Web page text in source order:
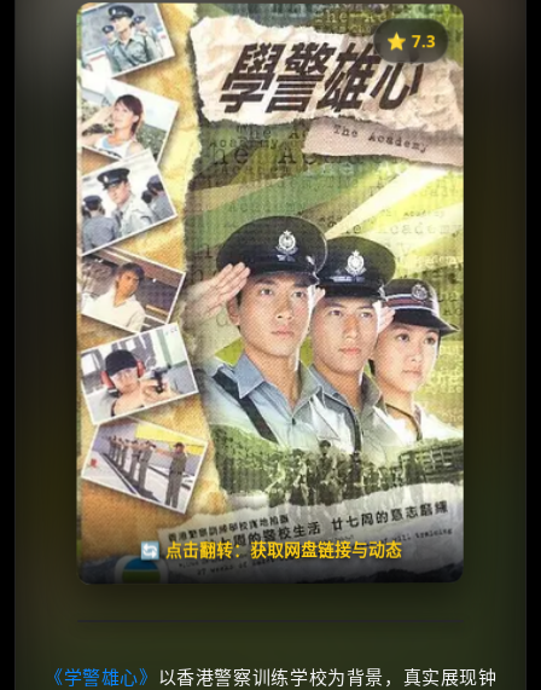
⭐️ 7.3
🔄 点击翻转：获取网盘链接与动态
《学警雄心》
⭐
收藏
⭐️ 评分：7.3 | 🎬 2005年
✅ 已完结
夸克网盘
失效请反馈
🧧️
天天领红包
《学警雄心》 以香港警察训练学校为背景，真实展现钟